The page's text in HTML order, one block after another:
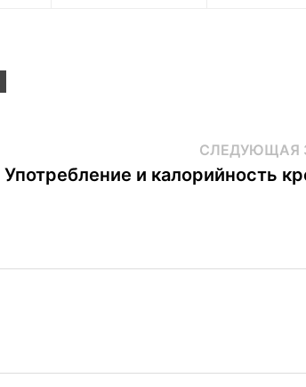
СЛЕДУЮЩАЯ
Употребление и калорийность